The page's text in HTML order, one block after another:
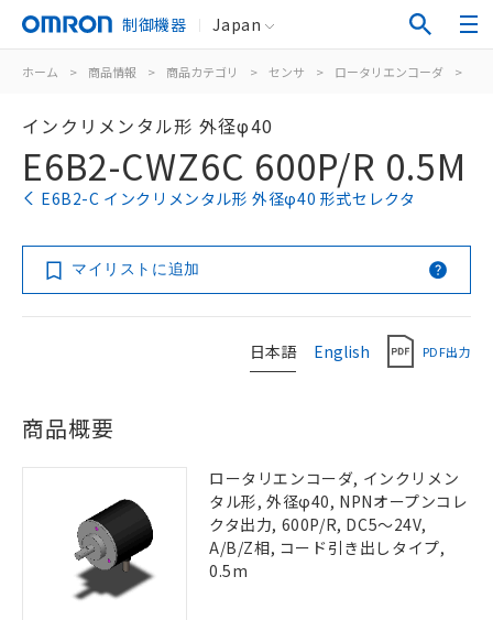
制御機器 Japan
ホーム > 商品情報 > 商品カテゴリ > センサ > ロータリエンコーダ >
インクリメンタル形 外径φ40
E6B2-CWZ6C 600P/R 0.5M
E6B2-C インクリメンタル形 外径φ40 形式セレクタ
マイリストに追加
日本語 English PDF出力
商品概要
ロータリエンコーダ, インクリメン
タル形, 外径φ40, NPNオープンコレ
クタ出力, 600P/R, DC5～24V,
A/B/Z相, コード引き出しタイプ,
0.5m